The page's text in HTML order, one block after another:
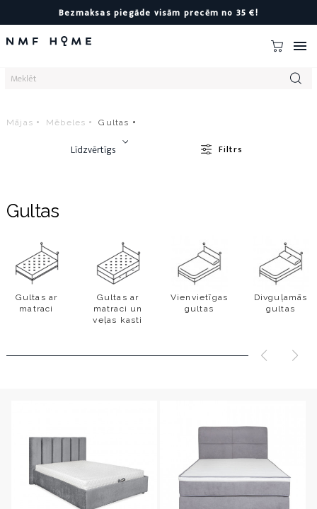
Bezmaksas piegāde visām precēm no 35 €!

Mājas Mēbeles Gultas
Līdzvērtīgs Filtrs
Gultas
Gultas ar
matraci
Gultas ar
matraci un
veļas kasti
Vienvietīgas
gultas
Divguļamās
gultas